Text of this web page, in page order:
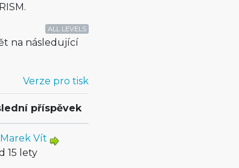
ALL LEVELS
na následující
Verze pro tisk
příspěvek
Marek Vít
15 lety